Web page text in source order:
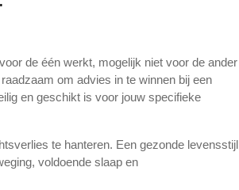
de één werkt, mogelijk niet voor de ander
om advies in te winnen bij een
en geschikt is voor jouw specifieke
te hanteren. Een gezonde levensstijl
voldoende slaap en